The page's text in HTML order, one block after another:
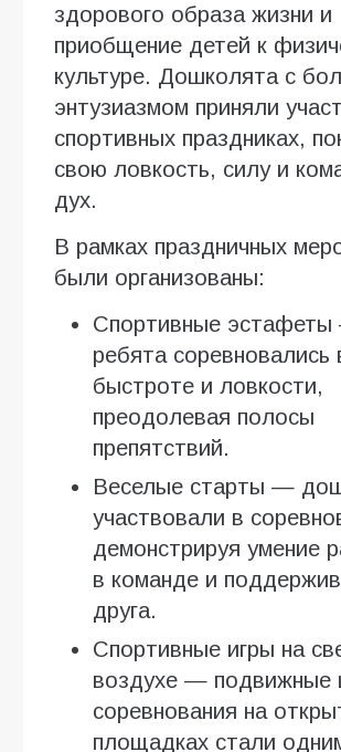
здорового образа жизни и
приобщение детей к
культуре. Дошколята с
энтузиазмом приняли
спортивных праздниках,
свою ловкость, силу и
дух.
В рамках праздничных
были организованы:
Спортивные
ребята соревновались
быстроте и ловкости,
преодолевая полосы
препятствий.
Веселые старты —
участвовали в
демонстрируя умение
в команде и
друга.
Спортивные игры на
воздухе — подвижные
соревнования на
площадках стали